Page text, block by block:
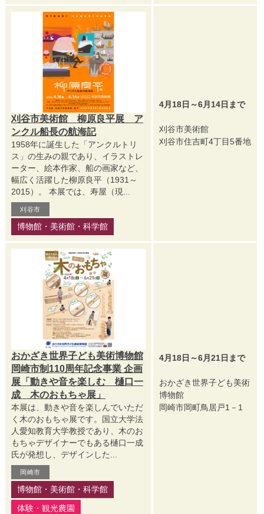
刈谷市美術館 柳原良平展 ア
ンクル船長の航海記
1958年に誕生した「アンクルトリ
ス」の生みの親であり、イラストレ
ーター、絵本作家、船の画家など、
幅広く活躍した柳原良平（1931～
2015）。 本展では、寿屋（現...
刈谷市
博物館・美術館・科学館
4月18日～6月14日まで
刈谷市美術館
刈谷市住吉町4丁目5番地
おかざき世界子ども美術博物館
岡崎市制110周年記念事業 企画
展「動きや音を楽しむ 樋口一
成 木のおもちゃ展」
本展は、動きや音を楽しんでいただ
く木のおもちゃ展です。国立大学法
人愛知教育大学教授であり、木のお
もちゃデザイナーでもある樋口一成
氏が発想し、デザインした...
岡崎市
博物館・美術館・科学館
体験・観光農園
4月18日～6月21日まで
おかざき世界子ども美術
博物館
岡崎市岡町鳥居戸1－1